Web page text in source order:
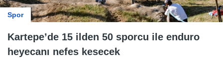
Spor
Kartepe’de 15 ilden 50 sporcu ile enduro
heyecanı nefes kesecek